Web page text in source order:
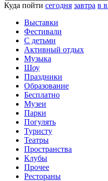
Куда пойти сегодня завтра в
Выставки
Фестивали
С детьми
Активный отдых
Музыка
Шоу
Праздники
Образование
Бесплатно
Музеи
Парки
Погулять
Туристу
Театры
Пространства
Клубы
Прочее
Рестораны